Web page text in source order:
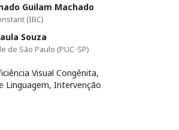
Guilam Machado
(IBC)
Souza
de São Paulo (PUC-SP)
Visual Congênita,
Linguagem, Intervenção